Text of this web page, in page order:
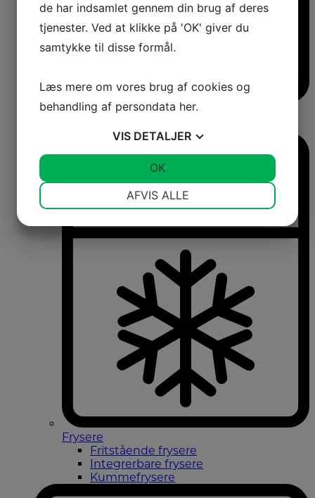
Vinkøleskabe
Frysere
Fritstående frysere
Integrerbare frysere
Kummefrysere
de har indsamlet gennem din brug af deres
tjenester. Ved at klikke på 'OK' giver du
samtykke til disse formål.
Læs mere om vores brug af cookies og
behandling af persondata her.
VIS DETALJER
MARKETING STATISTIK
AFVIS ALLE
OK